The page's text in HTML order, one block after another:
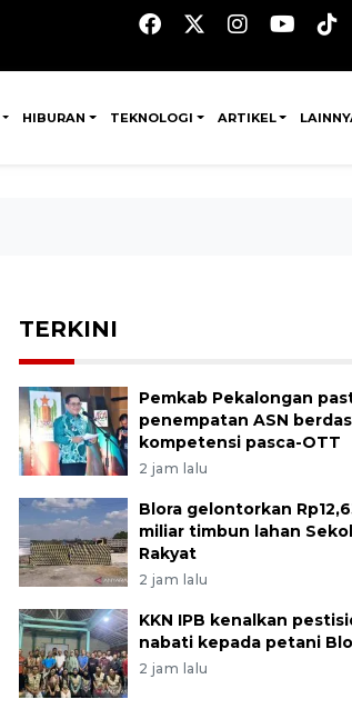
HIBURAN TEKNOLOGI ARTIKEL
TERKINI
Pemkab Pekalongan
penempatan ASN
kompetensi pasca-OTT
2 jam lalu
Blora gelontorkan
miliar timbun lahan
Rakyat
2 jam lalu
KKN IPB kenalkan
nabati kepada petani
2 jam lalu